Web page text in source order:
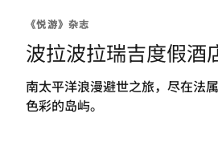
《悦游》杂志
波拉波拉瑞吉度假酒
南太平洋浪漫避世之旅，尽在法
色彩的岛屿。